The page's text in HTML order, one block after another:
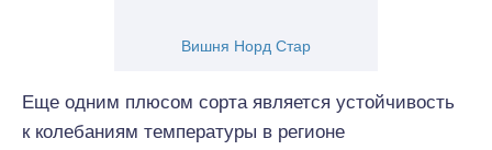
Вишня Норд Стар
Еще одним плюсом сорта является устойчивость
к колебаниям температуры в регионе